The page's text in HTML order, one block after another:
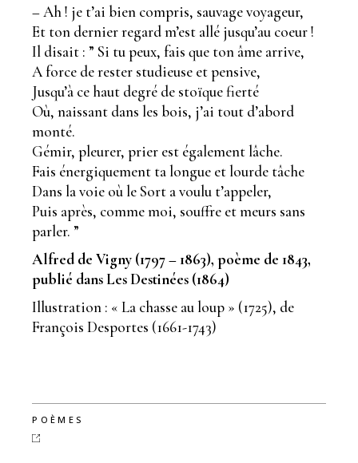
– Ah ! je t’ai bien compris, sauvage voyageur,
Et ton dernier regard m’est allé jusqu’au coeur !
Il disait : ” Si tu peux, fais que ton âme arrive,
A force de rester studieuse et pensive,
Jusqu’à ce haut degré de stoïque fierté
Où, naissant dans les bois, j’ai tout d’abord
monté.
Gémir, pleurer, prier est également lâche.
Fais énergiquement ta longue et lourde tâche
Dans la voie où le Sort a voulu t’appeler,
Puis après, comme moi, souffre et meurs sans
parler. ”
Alfred de Vigny (1797 – 1863), poème de 1843,
publié dans Les Destinées (1864)
Illustration : « La chasse au loup » (1725), de
François Desportes (1661-1743)
POÈMES